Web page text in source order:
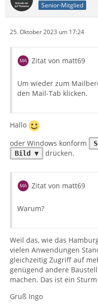
Senior-Mitglied
25. Oktober 2023 um 17:24
Zitat von matt69
Um wieder zum
den Mail-Tab klicken.
Hallo
oder Windows konform
Bild ▼ drücken.
Zitat von matt69
Warum?
Weil das, wie das
vielen Anwendungen
gleichzeitig Zugriff auf
genügend andere
machen. Das ist ein
Gruß Ingo